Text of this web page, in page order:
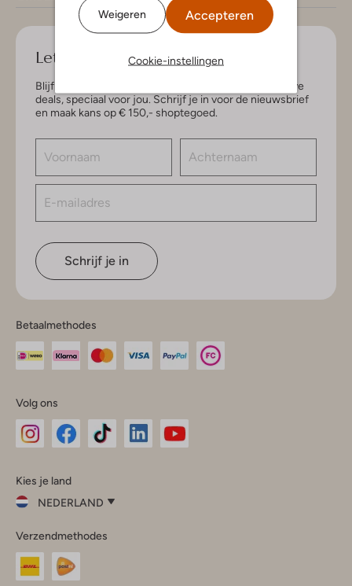
Weigeren Accepteren
Cookie-instellingen
Let's keep in touch!
Blijf op de hoogte van de nieuwste items en exclusieve
deals, speciaal voor jou. Schrijf je in voor de nieuwsbrief
en maak kans op € 150,- shoptegoed.
Schrijf je in
Betaalmethodes
Volg ons
InstagramFacebook
Kies je land
NEDERLAND
je
land
Nederland
Verzendmethodes